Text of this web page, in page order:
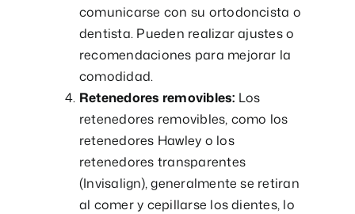
comunicarse con su ortodoncista o
dentista. Pueden realizar ajustes o
recomendaciones para mejorar la
comodidad.
Retenedores removibles: Los
retenedores removibles, como los
retenedores Hawley o los
retenedores transparentes
(Invisalign), generalmente se retiran
al comer y cepillarse los dientes, lo